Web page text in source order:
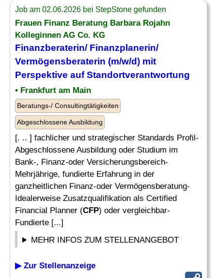
Job am 02.06.2026 bei StepStone gefunden
Frauen Finanz Beratung Barbara Rojahn
Kolleginnen AG Co. KG
Finanzberaterin/ Finanzplanerin/
Vermögensberaterin (m/w/d) mit
Perspektive auf Standortverantwortung
• Frankfurt am Main
Beratungs-/ Consultingtätigkeiten
Abgeschlossene Ausbildung
[. .. ] fachlicher und strategischer Standards Profil-
Abgeschlossene Ausbildung oder Studium im
Bank-, Finanz-oder Versicherungsbereich-
Mehrjährige, fundierte Erfahrung in der
ganzheitlichen Finanz-oder Vermögensberatung-
Idealerweise Zusatzqualifikation als Certified
Financial Planner (CFP) oder vergleichbar-
Fundierte [...]
MEHR INFOS ZUM STELLENANGEBOT
▶ Zur Stellenanzeige